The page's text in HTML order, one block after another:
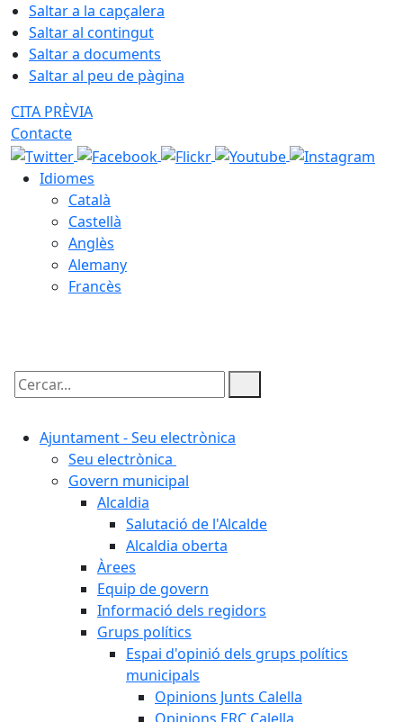
Saltar a la capçalera
Saltar al contingut
Saltar a documents
Saltar al peu de pàgina
CITA PRÈVIA
Contacte
Idiomes
Català
Castellà
Anglès
Alemany
Francès
Cercar:
Ajuntament - Seu electrònica
Seu electrònica
Govern municipal
Alcaldia
Salutació de l'Alcalde
Alcaldia oberta
Àrees
Equip de govern
Informació dels regidors
Grups polítics
Espai d'opinió dels grups polítics
municipals
Opinions Junts Calella